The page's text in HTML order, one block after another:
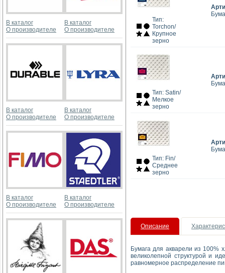
В каталог
О производителе
В каталог
О производителе
В каталог
О производителе
В каталог
О производителе
В каталог
О производителе
В каталог
О производителе
Тип:
Torchon/
Крупное
зерно
Тип: Satin/
Мелкое
зерно
Тип: Fin/
Среднее
зерно
Описание
Бумага для акварели из 100%
великолепной структурой и
равномерное распределение